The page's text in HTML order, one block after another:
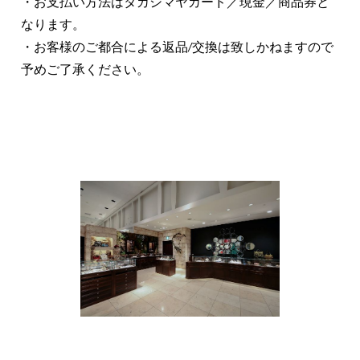
・お支払い方法はタカシマヤカード／現金／商品券と
なります。
・お客様のご都合による返品/交換は致しかねますので
予めご了承ください。